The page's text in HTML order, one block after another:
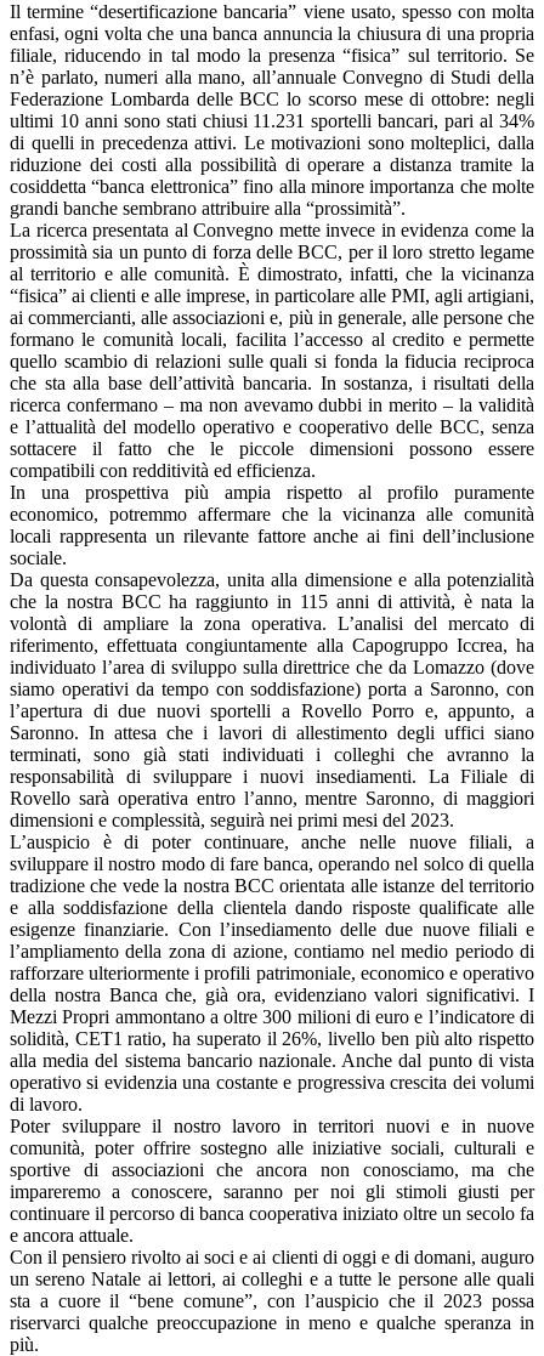
Il termine “desertificazione bancaria” viene usato, spesso con molta
enfasi, ogni volta che una banca annuncia la chiusura di una propria
filiale, riducendo in tal modo la presenza “fisica” sul territorio. Se
n’è parlato, numeri alla mano, all’annuale Convegno di Studi della
Federazione Lombarda delle BCC lo scorso mese di ottobre: negli
ultimi 10 anni sono stati chiusi 11.231 sportelli bancari, pari al 34%
di quelli in precedenza attivi. Le motivazioni sono molteplici, dalla
riduzione dei costi alla possibilità di operare a distanza tramite la
cosiddetta “banca elettronica” fino alla minore importanza che molte
grandi banche sembrano attribuire alla “prossimità”.
La ricerca presentata al Convegno mette invece in evidenza come la
prossimità sia un punto di forza delle BCC, per il loro stretto legame
al territorio e alle comunità. È dimostrato, infatti, che la vicinanza
“fisica” ai clienti e alle imprese, in particolare alle PMI, agli artigiani,
ai commercianti, alle associazioni e, più in generale, alle persone che
formano le comunità locali, facilita l’accesso al credito e permette
quello scambio di relazioni sulle quali si fonda la fiducia reciproca
che sta alla base dell’attività bancaria. In sostanza, i risultati della
ricerca confermano – ma non avevamo dubbi in merito – la validità
e l’attualità del modello operativo e cooperativo delle BCC, senza
sottacere il fatto che le piccole dimensioni possono essere
compatibili con redditività ed efficienza.
In una prospettiva più ampia rispetto al profilo puramente
economico, potremmo affermare che la vicinanza alle comunità
locali rappresenta un rilevante fattore anche ai fini dell’inclusione
sociale.
Da questa consapevolezza, unita alla dimensione e alla potenzialità
che la nostra BCC ha raggiunto in 115 anni di attività, è nata la
volontà di ampliare la zona operativa. L’analisi del mercato di
riferimento, effettuata congiuntamente alla Capogruppo Iccrea, ha
individuato l’area di sviluppo sulla direttrice che da Lomazzo (dove
siamo operativi da tempo con soddisfazione) porta a Saronno, con
l’apertura di due nuovi sportelli a Rovello Porro e, appunto, a
Saronno. In attesa che i lavori di allestimento degli uffici siano
terminati, sono già stati individuati i colleghi che avranno la
responsabilità di sviluppare i nuovi insediamenti. La Filiale di
Rovello sarà operativa entro l’anno, mentre Saronno, di maggiori
dimensioni e complessità, seguirà nei primi mesi del 2023.
L’auspicio è di poter continuare, anche nelle nuove filiali, a
sviluppare il nostro modo di fare banca, operando nel solco di quella
tradizione che vede la nostra BCC orientata alle istanze del territorio
e alla soddisfazione della clientela dando risposte qualificate alle
esigenze finanziarie. Con l’insediamento delle due nuove filiali e
l’ampliamento della zona di azione, contiamo nel medio periodo di
rafforzare ulteriormente i profili patrimoniale, economico e operativo
della nostra Banca che, già ora, evidenziano valori significativi. I
Mezzi Propri ammontano a oltre 300 milioni di euro e l’indicatore di
solidità, CET1 ratio, ha superato il 26%, livello ben più alto rispetto
alla media del sistema bancario nazionale. Anche dal punto di vista
operativo si evidenzia una costante e progressiva crescita dei volumi
di lavoro.
Poter sviluppare il nostro lavoro in territori nuovi e in nuove
comunità, poter offrire sostegno alle iniziative sociali, culturali e
sportive di associazioni che ancora non conosciamo, ma che
impareremo a conoscere, saranno per noi gli stimoli giusti per
continuare il percorso di banca cooperativa iniziato oltre un secolo fa
e ancora attuale.
Con il pensiero rivolto ai soci e ai clienti di oggi e di domani, auguro
un sereno Natale ai lettori, ai colleghi e a tutte le persone alle quali
sta a cuore il “bene comune”, con l’auspicio che il 2023 possa
riservarci qualche preoccupazione in meno e qualche speranza in
più.